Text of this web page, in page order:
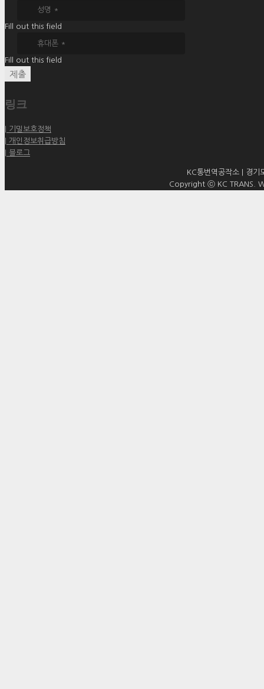
Fill out this field
Fill out this field
제출
링크
| 기밀보호정책
| 개인정보취급방침
| 블로그
KC통번역공작소 | 경
Copyright ⓒ KC TRANS.